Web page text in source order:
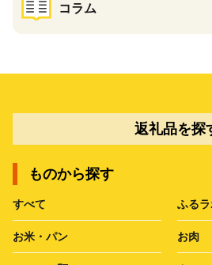
コラム
返礼品を探
ものから探す
すべて ふる
お米・パン お肉